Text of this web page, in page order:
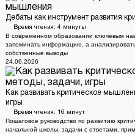
Дебаты как инструмент развития
Время чтения: 4 минуты
В современном образовании ключевым
запоминать информацию, а
собственные выводы
24.06.2026
Как развивать критическое
игры
Время чтения: 16 минут
Пошаговое руководство по развитию
начальной школы, задачи с ответами,